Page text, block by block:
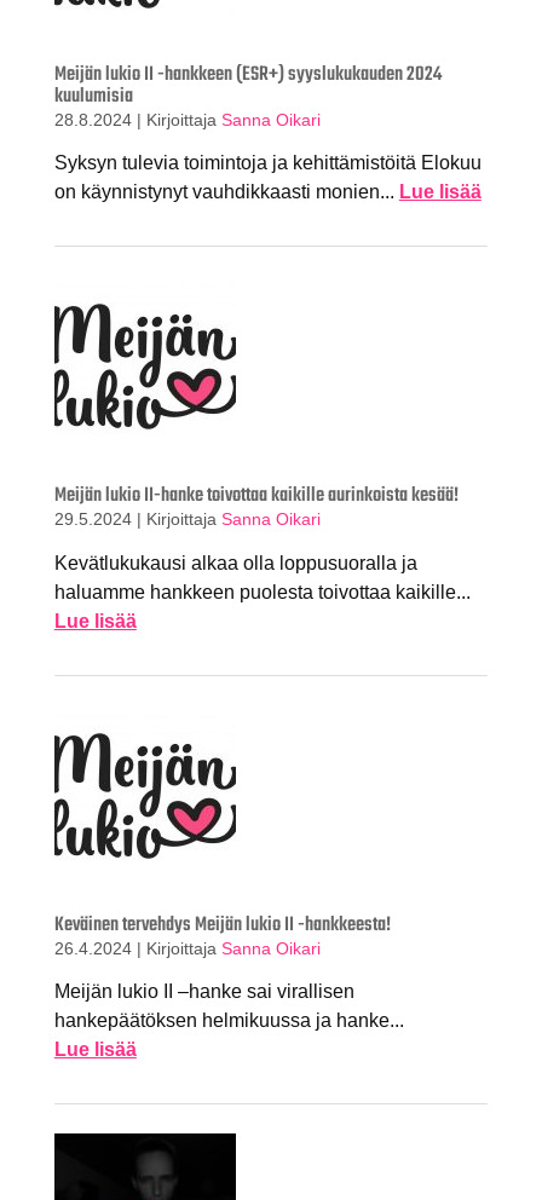
Meijän lukio II -hankkeen (ESR+) syyslukukauden 2024
kuulumisia
28.8.2024 | Kirjoittaja Sanna Oikari
Syksyn tulevia toimintoja ja kehittämistöitä Elokuu
on käynnistynyt vauhdikkaasti monien... Lue lisää
Meijän lukio II-hanke toivottaa kaikille aurinkoista kesää!
29.5.2024 | Kirjoittaja Sanna Oikari
Kevätlukukausi alkaa olla loppusuoralla ja
haluamme hankkeen puolesta toivottaa kaikille...
Lue lisää
Keväinen tervehdys Meijän lukio II -hankkeesta!
26.4.2024 | Kirjoittaja Sanna Oikari
Meijän lukio II –hanke sai virallisen
hankepäätöksen helmikuussa ja hanke...
Lue lisää